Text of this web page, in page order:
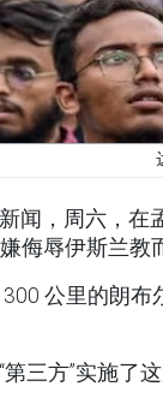
闻，周六，在
侮辱伊斯兰教
公里的朗
第三方”实施了